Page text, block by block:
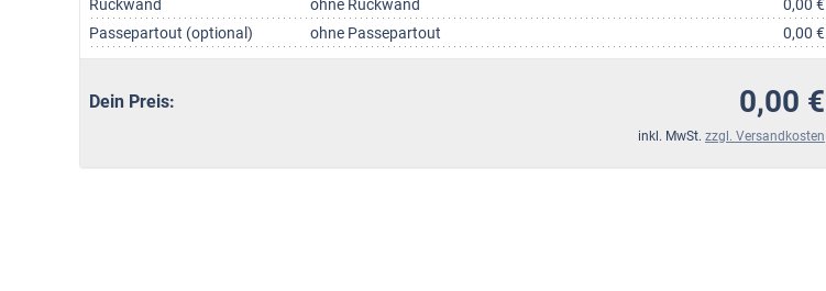
Rückwand
ohne Rückwand
0,00 €
Passepartout (optional)
ohne Passepartout 0,00 €
Dein Preis: 0,00 €
inkl. MwSt. zzgl. Versandkosten